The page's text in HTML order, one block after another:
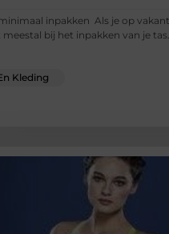
inpakken Als je op
bij het inpakken van je
Kleding